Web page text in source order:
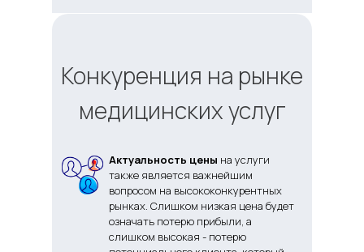
Конкуренция на рынке
медицинских услуг
Актуальность цены на услуги
также является важнейшим
вопросом на высококонкурентных
рынках. Слишком низкая цена будет
означать потерю прибыли, а
слишком высокая - потерю